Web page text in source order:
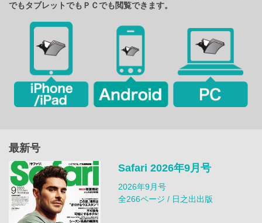
でもタブレットでもＰＣでも閲覧できます。
最新号
Safari 2026年9月号
2026年9月号
全266ページ / 日之出出版